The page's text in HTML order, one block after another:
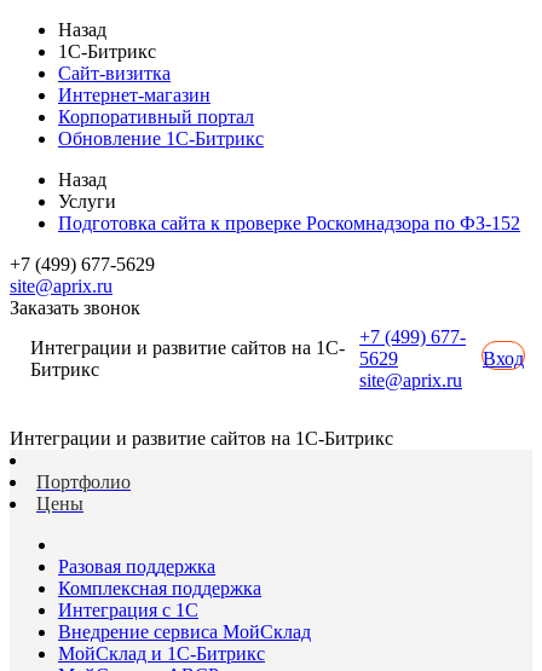
Назад
1С-Битрикс
Сайт-визитка
Интернет-магазин
Корпоративный портал
Обновление 1С-Битрикс
Назад
Услуги
Подготовка сайта к проверке Роскомнадзора по ФЗ-152
+7 (499) 677-5629
site@aprix.ru
Заказать звонок
Интеграции и развитие сайтов на 1С-
Битрикс
+7 (499) 677-
5629
site@aprix.ru
Вход
Интеграции и развитие сайтов на 1С-Битрикс
Портфолио
Цены
Разовая поддержка
Комплексная поддержка
Интеграция с 1С
Внедрение сервиса МойСклад
МойСклад и 1С-Битрикс